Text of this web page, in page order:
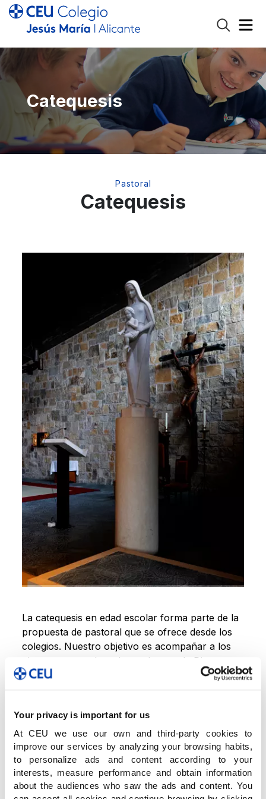
Your privacy is important for us
At CEU we use our own and third-party cookies to
improve our services by analyzing your browsing habits,
to personalize ads and content according to your
interests, measure performance and obtain information
about the audiences who saw the ads and content. You
Catequesis
Pastoral
Catequesis
La catequesis en edad escolar forma parte de la
propuesta de pastoral que se ofrece desde los
colegios. Nuestro objetivo es acompañar a los
alumnos a que descubran el amor de Dios
profundizando en su fe, preparándolos a los
sacramentos, cultivando junto a ellos una vida
comunitarias.
Creemos que la catequesis no es solo
preparación doctrinal, sino una experiencia de
encuentro, de formación del corazón y de
participación comunitaria.